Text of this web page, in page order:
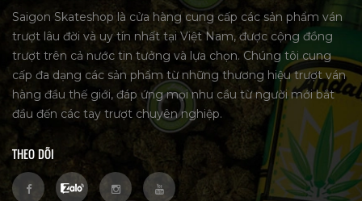
Saigon Skateshop là cửa hàng cung cấp các sản phẩm ván
trượt lâu đời và uy tín nhất tại Việt Nam, được cộng đồng
trượt trên cả nước tin tưởng và lựa chọn. Chúng tôi cung
cấp đa dạng các sản phẩm từ những thương hiệu trượt ván
hàng đầu thế giới, đáp ứng mọi nhu cầu từ người mới bắt
đầu đến các tay trượt chuyên nghiệp.
THEO DÕI